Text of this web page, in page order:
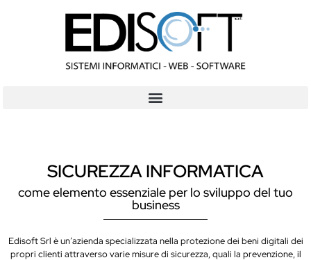
SICUREZZA INFORMATICA
come elemento essenziale per lo sviluppo del tuo
business
Edisoft Srl è un’azienda specializzata nella protezione dei beni digitali dei
propri clienti attraverso varie misure di sicurezza, quali la prevenzione, il